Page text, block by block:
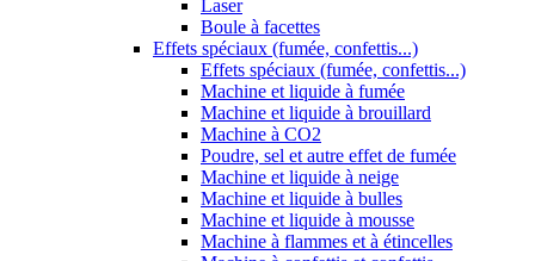
Laser
Boule à facettes
Effets spéciaux (fumée, confettis...)
Effets spéciaux (fumée, confettis...)
Machine et liquide à fumée
Machine et liquide à brouillard
Machine à CO2
Poudre, sel et autre effet de fumée
Machine et liquide à neige
Machine et liquide à bulles
Machine et liquide à mousse
Machine à flammes et à étincelles